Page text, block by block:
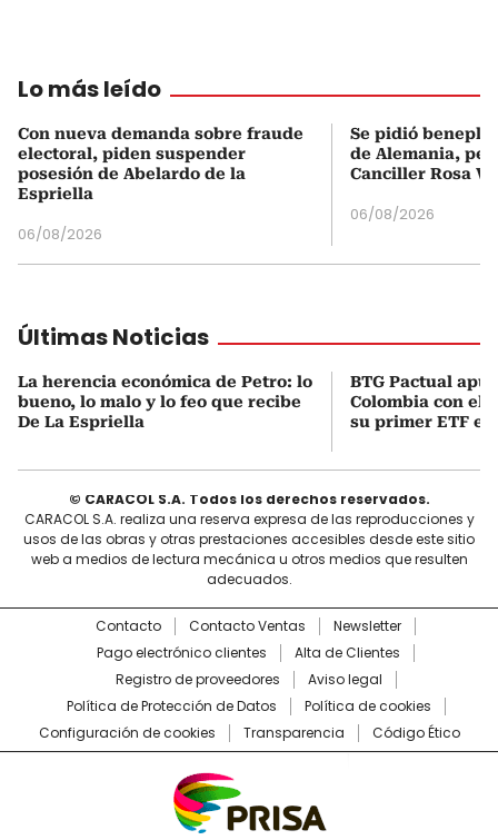
Lo más leído
Con nueva demanda sobre fraude
electoral, piden suspender
posesión de Abelardo de la
Espriella
06/08/2026
Se pidió
de Alemania,
Canciller Rosa
06/08/2026
Últimas Noticias
La herencia económica de Petro: lo
bueno, lo malo y lo feo que recibe
De La Espriella
BTG Pactual
Colombia con el
su primer ETF
© CARACOL S.A. Todos los derechos reservados.
CARACOL S.A. realiza una reserva expresa de las reproducciones y
usos de las obras y otras prestaciones accesibles desde este sitio
web a medios de lectura mecánica u otros medios que resulten
adecuados.
Contacto Contacto Ventas
Newsletter
Pago electrónico clientes
Alta de Clientes
Registro de proveedores
Aviso legal
Política de Protección de Datos
Política de cookies
Configuración de cookies
Transparencia Código Ético